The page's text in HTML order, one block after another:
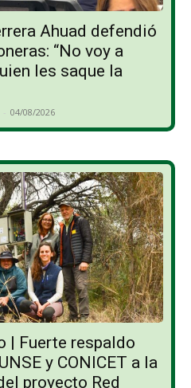
Ahuad defendió
“No voy a
les saque la
- 04/08/2026
| Fuerte respaldo
y CONICET a la
proyecto Red